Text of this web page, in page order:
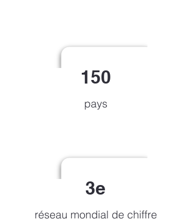
150
pays
3e
réseau mondial de chiffre